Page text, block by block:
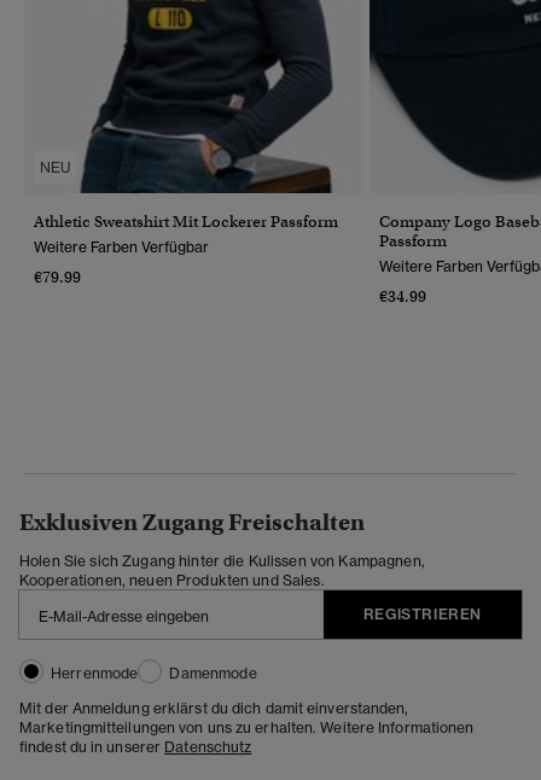
NEU
Athletic Sweatshirt Mit Lockerer Passform
Weitere Farben Verfügbar
€79.99
Company Logo
Passform
Weitere Farben
€34.99
Exklusiven Zugang Freischalten
Holen Sie sich Zugang hinter die Kulissen von Kampagnen,
Kooperationen, neuen Produkten und Sales.
REGISTRIEREN
Herrenmode
Damenmode
Mit der Anmeldung erklärst du dich damit einverstanden,
Marketingmitteilungen von uns zu erhalten. Weitere Informationen
findest du in unserer Datenschutz